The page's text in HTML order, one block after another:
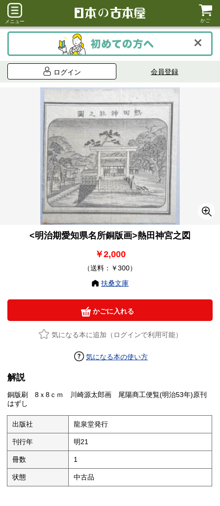
メニュー かご
ログイン 会員登録
<明治期愛知県名所銅版画>熱田神宮之図
￥2,000
（送料：￥300）
扶桑文庫
かごに入れる
気になる本に追加（ログインで利用可能）
気になる本の使い方
解説
銅版刷 8ｘ8ｃｍ 川崎源太郎画 尾陽商工便覧(明治53年)原刊
はずし
出版社 龍泉堂発行
刊行年 明21
冊数 1
状態 中古品